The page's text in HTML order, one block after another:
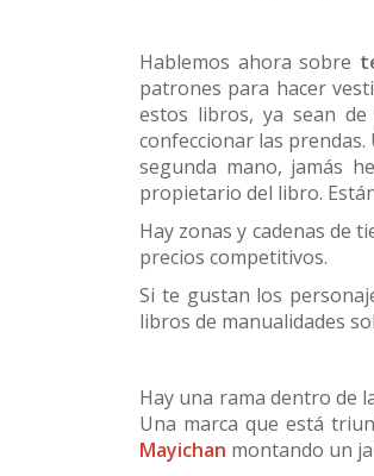
Hablemos ahora sobre
patrones para hacer
estos libros, ya sean
confeccionar las
segunda mano, jamás
propietario del libro.
Hay zonas y cadenas de
precios competitivos.
Si te gustan los
libros de manualidades
Hay una rama dentro de
Una marca que está
Mayichan montando un